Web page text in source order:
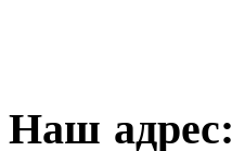
Наш адрес: